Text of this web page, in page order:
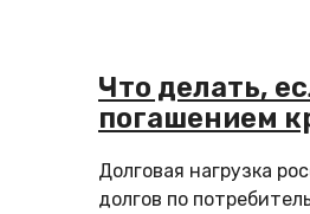
Что делать,
погашением
Долговая нагрузка
долгов по